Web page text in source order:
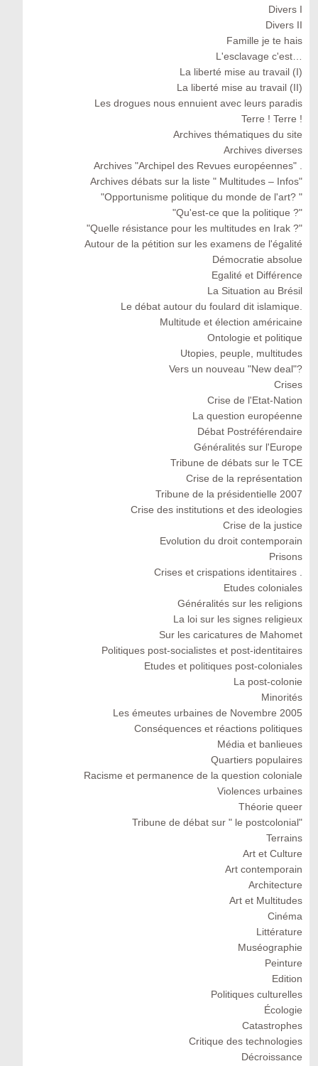
Divers I
Divers II
Famille je te hais
L'esclavage c'est…
La liberté mise au travail (I)
La liberté mise au travail (II)
Les drogues nous ennuient avec leurs paradis
Terre ! Terre !
Archives thématiques du site
Archives diverses
Archives "Archipel des Revues européennes" .
Archives débats sur la liste " Multitudes – Infos"
"Opportunisme politique du monde de l'art? "
"Qu'est-ce que la politique ?"
"Quelle résistance pour les multitudes en Irak ?"
Autour de la pétition sur les examens de l'égalité
Démocratie absolue
Egalité et Différence
La Situation au Brésil
Le débat autour du foulard dit islamique.
Multitude et élection américaine
Ontologie et politique
Utopies, peuple, multitudes
Vers un nouveau "New deal"?
Crises
Crise de l'Etat-Nation
La question européenne
Débat Postréférendaire
Généralités sur l'Europe
Tribune de débats sur le TCE
Crise de la représentation
Tribune de la présidentielle 2007
Crise des institutions et des ideologies
Crise de la justice
Evolution du droit contemporain
Prisons
Crises et crispations identitaires .
Etudes coloniales
Généralités sur les religions
La loi sur les signes religieux
Sur les caricatures de Mahomet
Politiques post-socialistes et post-identitaires
Etudes et politiques post-coloniales
La post-colonie
Minorités
Les émeutes urbaines de Novembre 2005
Conséquences et réactions politiques
Média et banlieues
Quartiers populaires
Racisme et permanence de la question coloniale
Violences urbaines
Théorie queer
Tribune de débat sur " le postcolonial"
Terrains
Art et Culture
Art contemporain
Architecture
Art et Multitudes
Cinéma
Littérature
Muséographie
Peinture
Edition
Politiques culturelles
Écologie
Catastrophes
Critique des technologies
Décroissance